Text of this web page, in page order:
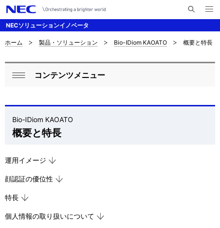
NECソリューションイノベータ
メ
ニ
を
ナ
ビ
シ
サ
イ
ト
の
現
在
ホーム 製品・ソリューション Bio-IDiom KAOATO 概要と特長
ロ
カ
ル
コンテンツメニュー
概要と特長
Bio-IDiom KAOATO
運用イメージ
顔認証の優位性
特長
個人情報の取り扱いについて